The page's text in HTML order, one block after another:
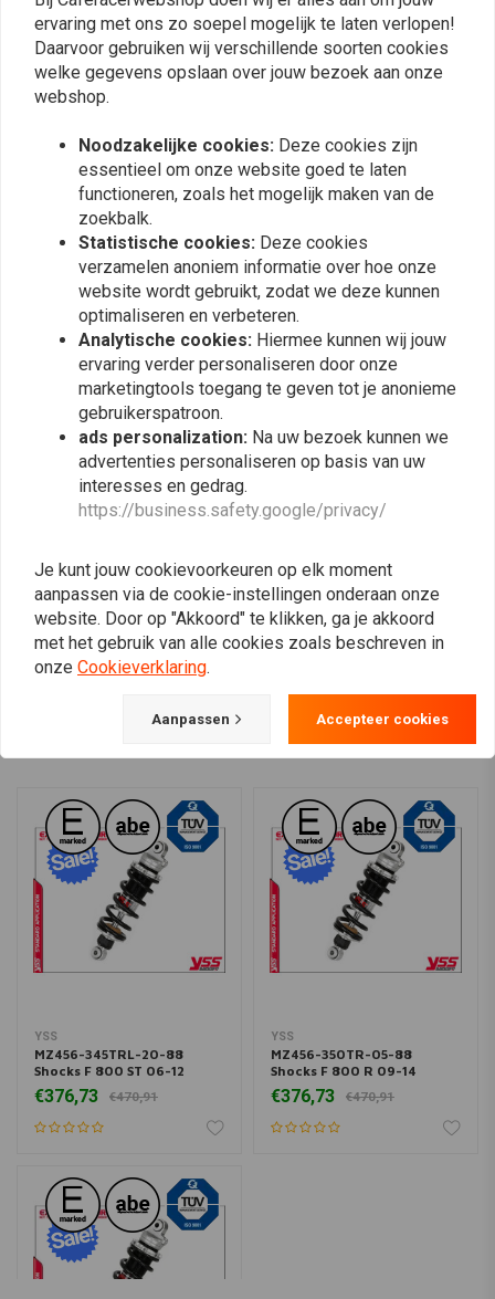
De informatie in de producttitel heeft betrekking op de schokdemper(s)
die u krijgt.
[Download/Check documentation]
Informatie per model
366 Range Monoshock Topline
Emulsion Mono gas demper, vervaardigd uit hoogwaardig aluminium en
voorzien van de nodige afstelmogelijkheden. Instelbare voorbelasting
(veervoorspanning), gereedschap inbegrepen. Instelbare rebound door
middel van draaiknop aan onderzijde en in lengte verstelbaar +- 5MM.
Vergelijkbare producten
RE302-320T-10-88 Shocks
€187,91 €234,89
MZ456-335TR-05 Shocks
€376,73 €470,91
YSS
MZ456-345TRL-20-88
Shocks F 800 ST 06-12
€376,73 €470,91
YSS
MZ456-350TR-05-88
Shocks F 800 R 09-14
€376,73 €470,91
ervaring met ons zo soepel mogelijk te laten verlopen!
Daarvoor gebruiken wij verschillende soorten cookies
welke gegevens opslaan over jouw bezoek aan onze
webshop.
Noodzakelijke cookies: Deze cookies zijn
essentieel om onze website goed te laten
functioneren, zoals het mogelijk maken van de
zoekbalk.
Statistische cookies: Deze cookies
verzamelen anoniem informatie over hoe onze
website wordt gebruikt, zodat we deze kunnen
optimaliseren en verbeteren.
Analytische cookies: Hiermee kunnen wij jouw
ervaring verder personaliseren door onze
marketingtools toegang te geven tot je anonieme
gebruikerspatroon.
ads personalization: Na uw bezoek kunnen we
advertenties personaliseren op basis van uw
interesses en gedrag.
https://business.safety.google/privacy/
Je kunt jouw cookievoorkeuren op elk moment
aanpassen via de cookie-instellingen onderaan onze
website. Door op "Akkoord" te klikken, ga je akkoord
met het gebruik van alle cookies zoals beschreven in
onze Cookieverklaring.
Aanpassen Accepteer cookies